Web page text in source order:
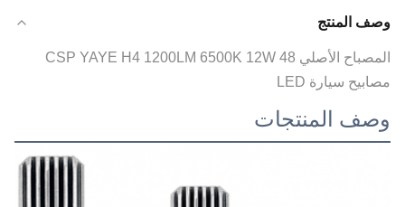
وصف المنتج
المصباح الأصلي 48 CSP YAYE H4 1200LM 6500K 12W
مصابيح سيارة LED
وصف المنتجات